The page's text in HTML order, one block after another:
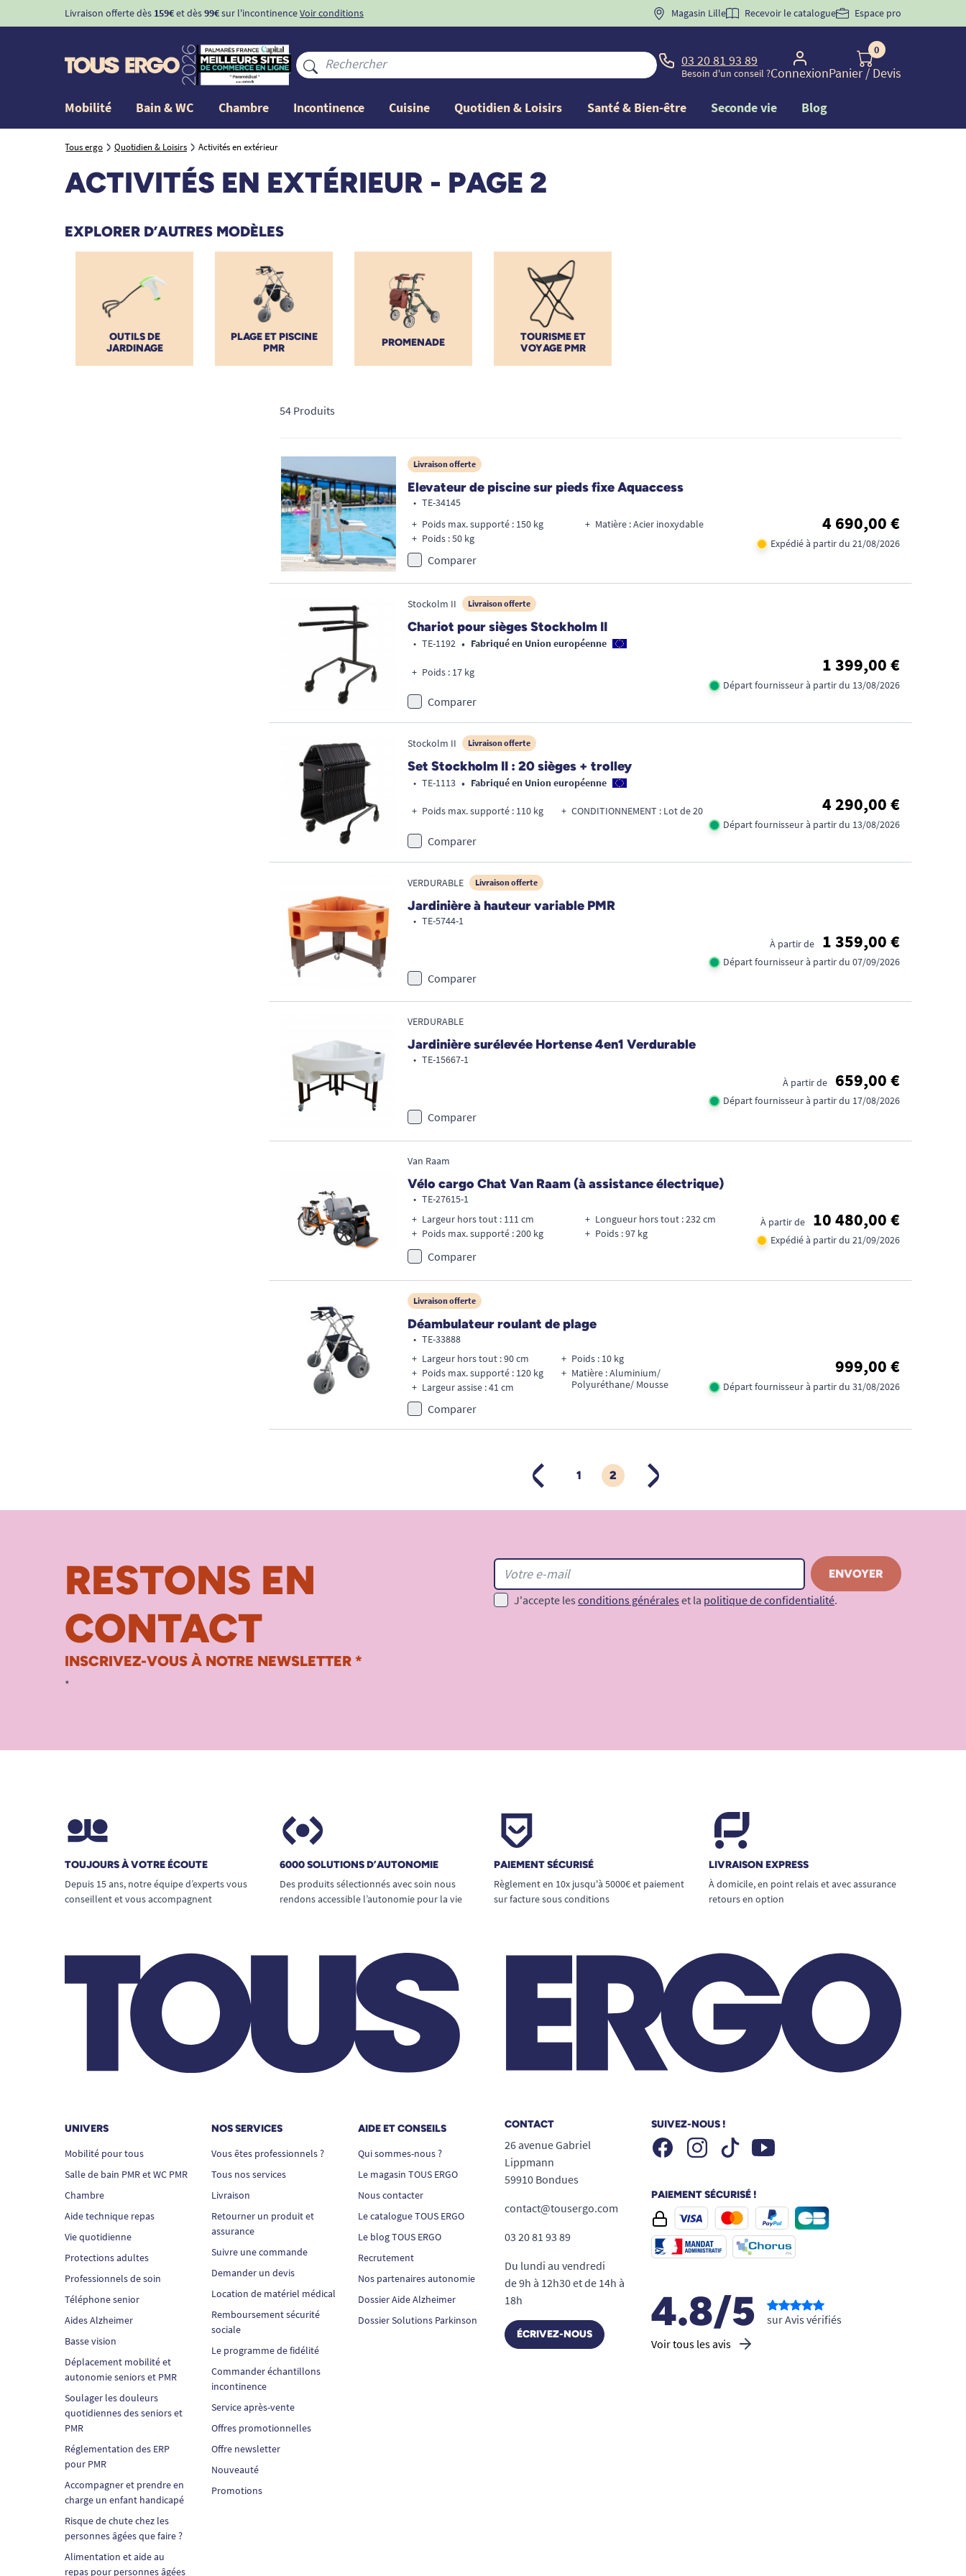
Livraison offerte dès 159€et dès99€sur l'incontinenceVoir conditions BIENVENUE" pourla 1ère commande d'incontinence
Magasin Lille Recevoir le catalogue Espace pro
03 20 81 93 89
Besoin d'un conseil ?Connexion
0
Panier/ Devis
Mobilité Bain & WC Chambre Incontinence Cuisine Quotidien & Loisirs Santé & Bien-être Seconde vie Blog
Tous ergo Quotidien & Loisirs Activités en extérieur
ACTIVITÉS EN EXTÉRIEUR - PAGE 2
EXPLORER D’AUTRES MODÈLES
OUTILS DE
JARDINAGE
PLAGE ET PISCINE
PMR
PROMENADE
TOURISME ET
VOYAGE PMR
54 Produits
Livraison offerte
Elevateur de piscine sur pieds fixe Aquaccess
• TE-34145
Poids max. supporté : 150 kg
Poids : 50 kg
Matière : Acier inoxydable 4 690,00 €
Expédié à partir du 21/08/2026
Comparer
Stockolm II Livraison offerte
Chariot pour sièges Stockholm II
• TE-1192 • Fabriqué en Union européenne
Poids : 17 kg 1 399,00 €
Départ fournisseur à partir du 13/08/2026
Comparer
Stockolm II Livraison offerte
Set Stockholm II : 20 sièges + trolley
• TE-1113 • Fabriqué en Union européenne
Poids max. supporté : 110 kg CONDITIONNEMENT : Lot de 20 4 290,00 €
Départ fournisseur à partir du 13/08/2026
Comparer
VERDURABLE Livraison offerte
Jardinière à hauteur variable PMR
• TE-5744-1
À partir de
1 359,00 €
Départ fournisseur à partir du 07/09/2026
Comparer
VERDURABLE
Jardinière surélevée Hortense 4en1 Verdurable
• TE-15667-1
À partir de
659,00 €
Départ fournisseur à partir du 17/08/2026
Comparer
Van Raam
Vélo cargo Chat Van Raam (à assistance électrique)
• TE-27615-1
Largeur hors tout : 111 cm
Poids max. supporté : 200 kg
Longueur hors tout : 232 cm
Poids : 97 kg
À partir de 10 480,00 €
Expédié à partir du 21/09/2026
Comparer
Livraison offerte
Déambulateur roulant de plage
• TE-33888
Largeur hors tout : 90 cm
Poids max. supporté : 120 kg
Largeur assise : 41 cm
Poids : 10 kg
Matière : Aluminium/
Polyuréthane/ Mousse
999,00 €
Départ fournisseur à partir du 31/08/2026
Comparer
PRÉCÉDENT
1 2 SUIVANT
RESTONS EN
CONTACT
INSCRIVEZ-VOUS À NOTRE NEWSLETTER *
*
J'accepte les conditions générales et la politique de confidentialité.
TOUJOURS À VOTRE ÉCOUTE
Depuis 15 ans, notre équipe d’experts vous
conseillent et vous accompagnent
6000 SOLUTIONS D’AUTONOMIE
Des produits sélectionnés avec soin nous
rendons accessible l’autonomie pour la vie
PAIEMENT SÉCURISÉ
Règlement en 10x jusqu'à 5000€ et paiement
sur facture sous conditions
LIVRAISON EXPRESS
À domicile, en point relais et avec assurance
retours en option
UNIVERS
Mobilité pour tous
Salle de bain PMR et WC PMR
Chambre
Aide technique repas
Vie quotidienne
Protections adultes
Professionnels de soin
Téléphone senior
Aides Alzheimer
Basse vision
Déplacement mobilité et
autonomie seniors et PMR
Soulager les douleurs
quotidiennes des seniors et
PMR
Réglementation des ERP
pour PMR
Accompagner et prendre en
charge un enfant handicapé
Risque de chute chez les
personnes âgées que faire ?
Alimentation et aide au
repas pour personnes âgées
NOS SERVICES
Vous êtes professionnels ?
Tous nos services
Livraison
Retourner un produit et
assurance
Suivre une commande
Demander un devis
Location de matériel médical
Remboursement sécurité
sociale
Le programme de fidélité
Commander échantillons
incontinence
Service après-vente
Offres promotionnelles
Offre newsletter
Nouveauté
Promotions
AIDE ET CONSEILS
Qui sommes-nous ?
Le magasin TOUS ERGO
Nous contacter
Le catalogue TOUS ERGO
Le blog TOUS ERGO
Recrutement
Nos partenaires autonomie
Dossier Aide Alzheimer
Dossier Solutions Parkinson
CONTACT
26 avenue Gabriel
Lippmann
59910 Bondues
contact@tousergo.com
03 20 81 93 89
Du lundi au vendredi
de 9h à 12h30 et de 14h à
18h
ÉCRIVEZ-NOUS
SUIVEZ-NOUS !
FacebookInstagramTiktok Youtube
PAIEMENT SÉCURISÉ !
4.8/5
Voir tous les avis
sur Avis vérifiés